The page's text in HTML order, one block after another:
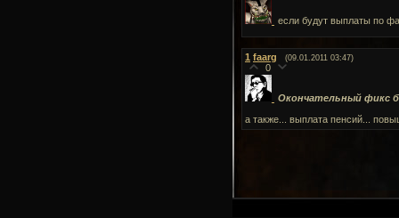
если будут выплаты по
1 faarg (09.01.2011 03:47)
0
Окончательный фикс
а также... выплата пенсий...